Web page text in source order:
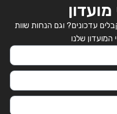
עדכונים? וגם הנחות שוות
שלנו